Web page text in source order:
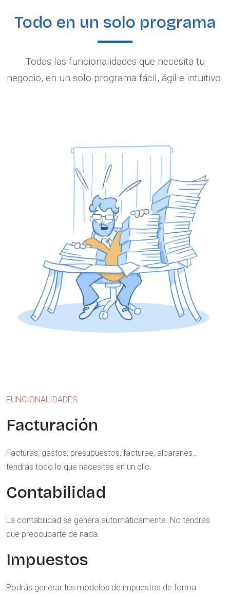
Todo en un solo programa
Todas las funcionalidades que necesita tu
negocio, en un solo programa fácil, ágil e intuitivo.
FUNCIONALIDADES
Facturación
Facturas, gastos, presupuestos, facturae, albaranes…
tendrás todo lo que necesitas en un clic.
Contabilidad
La contabilidad se genera automáticamente. No tendrás
que preocuparte de nada.
Impuestos
Podrás generar tus modelos de impuestos de forma